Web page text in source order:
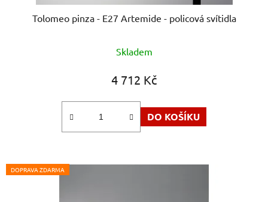
Tolomeo pinza - E27 Artemide - policová svítidla
hodnocení
produktu
5,0
Skladem
4 712 Kč
DO KOŠÍKU
DOPRAVA ZDARMA